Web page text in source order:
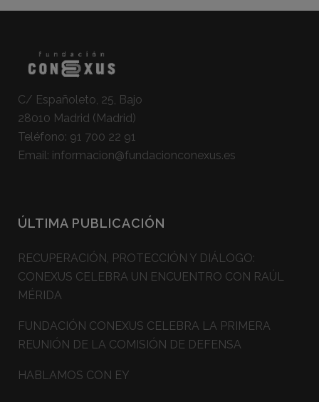
C/ Españoleto, 25, Bajo
28010 Madrid (Madrid)
Teléfono: 91 700 22 91
Email: informacion@fundacionconexus.es
ÚLTIMA PUBLICACIÓN
RECUPERACIÓN, PROTECCIÓN Y DIÁLOGO:
CONEXUS CELEBRA UN ENCUENTRO CON RAÚL
MÉRIDA
FUNDACIÓN CONEXUS CELEBRA LA PRIMERA
REUNIÓN DE LA COMISIÓN DE DEFENSA
HABLAMOS CON EY